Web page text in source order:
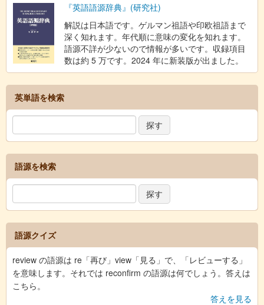
『英語語源辞典』(研究社)
解説は日本語です。ゲルマン祖語や印欧祖語まで
深く知れます。年代順に意味の変化を知れます。
語源不詳が少ないので情報が多いです。収録項目
数は約 5 万です。2024 年に新装版が出ました。
英単語を検索
語源を検索
語源クイズ
review の語源は re「再び」view「見る」で、「レビューする」
を意味します。それでは reconfirm の語源は何でしょう。答えは
こちら。
答えを見る